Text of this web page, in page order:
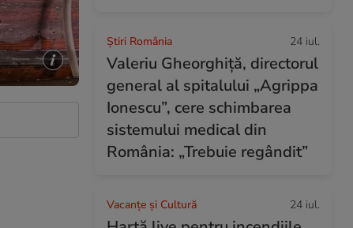
Știri România 24 iul.
Valeriu Gheorghiță, directorul
general al spitalului „Agrippa
Ionescu”, cere schimbarea
sistemului medical din
România: „Trebuie regândit”
Vacanțe și Cultură 24 iul.